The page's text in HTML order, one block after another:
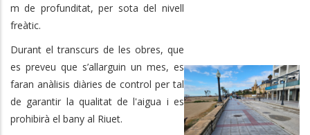
m de profunditat, per sota del nivell
freàtic.
Durant el transcurs de les obres, que
es preveu que s’allarguin un mes, es
faran anàlisis diàries de control per tal
de garantir la qualitat de l'aigua i es
prohibirà el bany al Riuet.